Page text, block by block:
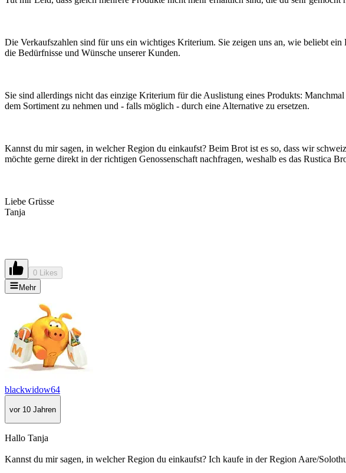
Die Verkaufszahlen sind für uns ein wichtiges Kriterium. Sie zeigen uns an, wie beliebt
die Bedürfnisse und Wünsche unserer Kunden.
Sie sind allerdings nicht das einzige Kriterium für die Auslistung eines Produkts:
dem Sortiment zu nehmen und - falls möglich - durch eine Alternative zu ersetzen.
Kannst du mir sagen, in welcher Region du einkaufst? Beim Brot ist es so, dass wir
möchte gerne direkt in der richtigen Genossenschaft nachfragen, weshalb es das Rustica
Liebe Grüsse
Tanja
0 Likes
Mehr
blackwidow64
vor 10 Jahren
Hallo Tanja
Kannst du mir sagen, in welcher Region du einkaufst? Ich kaufe in der Region Aare/